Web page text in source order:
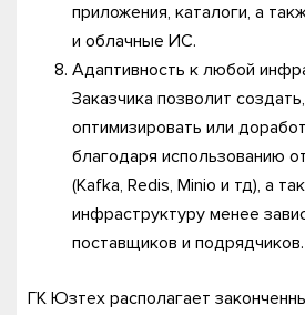
приложения, каталоги, а
и облачные ИС.
Адаптивность к любой
Заказчика позволит
оптимизировать или
благодаря использованию
(Kafka, Redis, Minio и тд), а
инфраструктуру менее
поставщиков и подрядчиков.
ГК Юзтех располагает